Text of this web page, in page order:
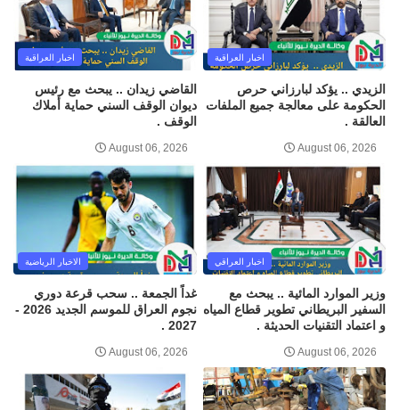
اخبار العراقية
الزيدي .. يؤكد لبارزاني حرص
الحكومة على معالجة جميع الملفات
العالقة .
August 06, 2026
اخبار العراقية
القاضي زيدان .. يبحث مع رئيس
ديوان الوقف السني حماية أملاك
الوقف .
August 06, 2026
اخبار العراقي
وزير الموارد المائية .. يبحث مع
السفير البريطاني تطوير قطاع المياه
و اعتماد التقنيات الحديثة .
August 06, 2026
الاخبار الرياضية
غداً الجمعة .. سحب قرعة دوري
نجوم العراق للموسم الجديد 2026 -
2027 .
August 06, 2026